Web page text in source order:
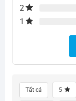
2
1
Tất cả 5